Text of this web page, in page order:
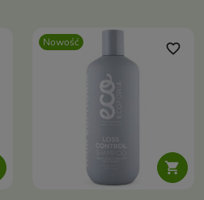
Nowość

favorite_border